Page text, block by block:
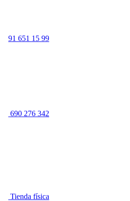
91 651 15 99
690 276 342
Tienda física